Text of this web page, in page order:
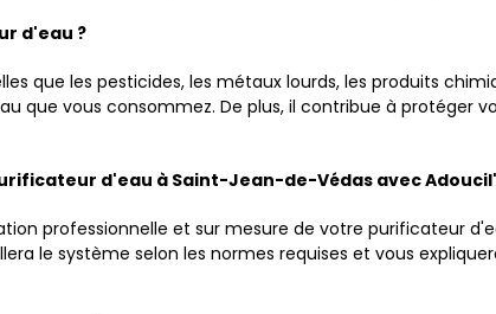
d'eau ?
que les pesticides, les métaux lourds, les produits
que vous consommez. De plus, il contribue à protéger
d'eau à Saint-Jean-de-Védas avec
professionnelle et sur mesure de votre purificateur
le système selon les normes requises et vous